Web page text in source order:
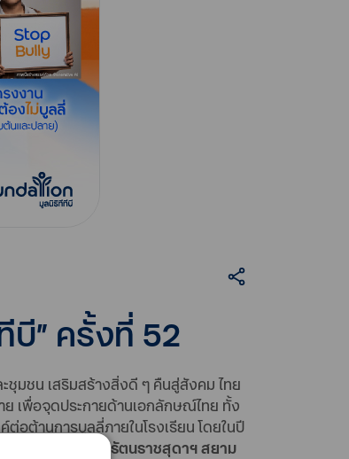
บี” ครั้งที่ 52
มชน เสริมสร้างสิ่งดี ๆ คืนสู่สังคม ไทย
เพื่อจุดประกายด้านเอกลักษณ์ไทย ทั้ง
อต้านการบูลลี่ภายในโรงเรียน โดยในปี
รมสมเด็จพระเทพรัตนราชสุดาฯ สยาม